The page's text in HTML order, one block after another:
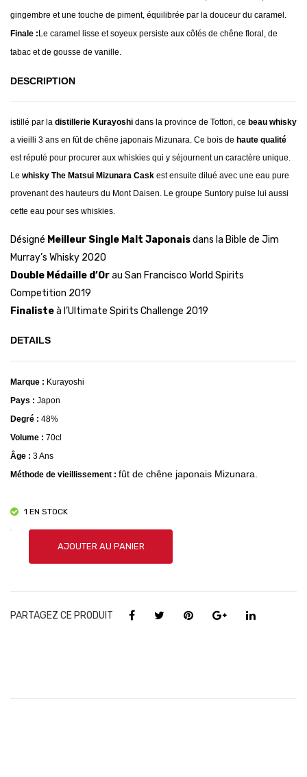
gingembre et une touche de piment, équilibrée par la douceur du caramel.
Finale :Le caramel lisse et soyeux persiste aux côtés de chêne floral, de
tabac et de gousse de vanille.
DESCRIPTION
istillé par la distillerie Kurayoshi dans la province de Tottori, ce beau whisky
a vieilli 3 ans en fût de chêne japonais Mizunara. Ce bois de haute qualité
est réputé pour procurer aux whiskies qui y séjournent un caractère unique.
Le whisky The Matsui Mizunara Cask est ensuite dilué avec une eau pure
provenant des hauteurs du Mont Daisen. Le groupe Suntory puise lui aussi
cette eau pour ses whiskies.
Désigné Meilleur Single Malt Japonaisdans la Bible de Jim
Murray’s Whisky 2020
Double Médaille d’Orau San Francisco World Spirits
Competition 2019
Finalisteà l’Ultimate Spirits Challenge 2019
DETAILS
Marque : Kurayoshi
Pays : Japon
Degré : 48%
Volume : 70cl
Âge : 3 Ans
Méthode de vieillissement : fût de chêne japonais Mizunara.
1 EN STOCK
–
AJOUTER AU PANIER
PARTAGEZ CE PRODUIT